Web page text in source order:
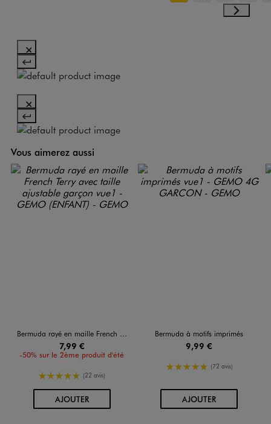
Vous aimerez aussi
Bermuda rayé en maille French Terry avec taille ajustable garçon
7,99 €
-50% sur le 2ème produit d'été
5/5 de moyenne
(22 avis)
AJOUTERAU PANIER
Bermuda à motifs imprimés
9,99 €
5/5 de moyenne
(72 avis)
AJOUTERAU PANIER